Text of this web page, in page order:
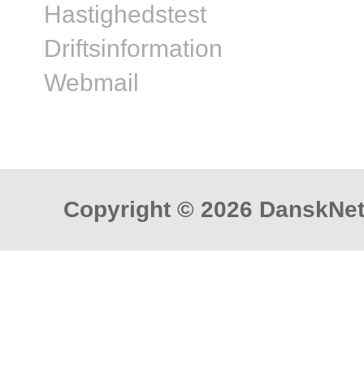
Hastighedstest
Driftsinformation
Webmail
Copyright © 2026